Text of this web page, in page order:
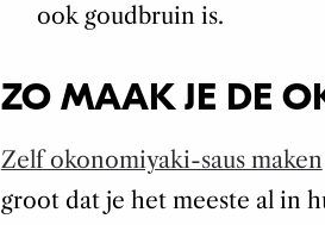
ook goudbruin is.
ZO MAAK JE DE
Zelf okonomiyaki-saus maken
groot dat je het meeste al in